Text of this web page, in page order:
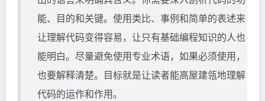
能、目的和关键。使用类比、事例和简单的表述来
让理解代码变得容易，让只有基础编程知识的人也
能明白。尽量避免使用专业术语，如果必须使用，
也要解释清楚。目标就是让读者能高屋建瓴地理解
代码的运作和作用。